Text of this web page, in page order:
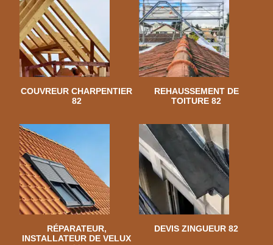
COUVREUR CHARPENTIER
82
REHAUSSEMENT DE
TOITURE 82
RÉPARATEUR,
INSTALLATEUR DE VELUX
DEVIS ZINGUEUR 82